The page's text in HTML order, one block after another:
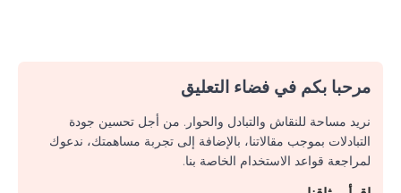
مرحبا بكم في فضاء التعليق
نريد مساحة للنقاش والتبادل والحوار. من أجل تحسين جودة
التبادلات بموجب مقالاتنا، بالإضافة إلى تجربة مساهمتك، ندعوك
لمراجعة قواعد الاستخدام الخاصة بنا.